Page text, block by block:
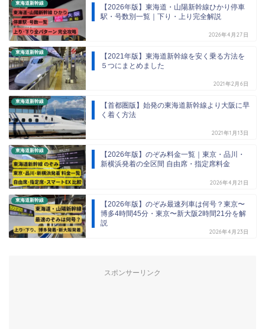
東海道新幹線
【2026年版】東海道・山陽新幹線ひかり停車
駅・号数別一覧｜下り・上り完全解説
2026年4月27日
東海道新幹線
【2021年版】東海道新幹線を安く乗る方法を
５つにまとめました
2021年2月6日
東海道新幹線
【首都圏版】始発の東海道新幹線より大阪に早
く着く方法
2021年1月13日
東海道新幹線
【2026年版】のぞみ料金一覧｜東京・品川・
新横浜発着の全区間 自由席・指定席料金
2026年4月21日
東海道新幹線
【2026年版】のぞみ最速列車は何号？東京〜
博多4時間45分・東京〜新大阪2時間21分を解
説
2026年4月23日
スポンサーリンク